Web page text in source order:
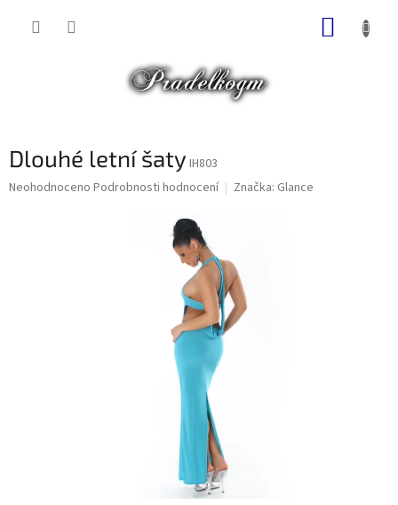
Dlouhé letní šaty IH803
Průměrné
Neohodnoceno Podrobnosti hodnocení Značka: Glance